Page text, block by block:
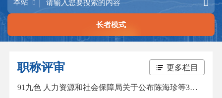
长者模式
职称评审 更多栏目
91九色 人力资源和社会保障局关于公布陈海珍等3位同志中小学幼儿园正高级教师职务任职资格的通知